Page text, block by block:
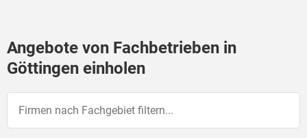
Angebote von Fachbetrieben in
Göttingen einholen